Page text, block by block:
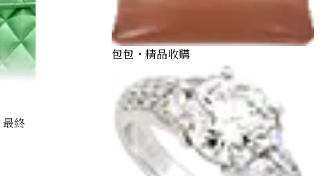
parent-child bag coated leather
終
包包・精品收購